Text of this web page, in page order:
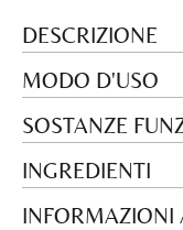
DESCRIZIONE
MODO D'USO
SOSTANZE
INGREDIENTI
INFORMAZIONI